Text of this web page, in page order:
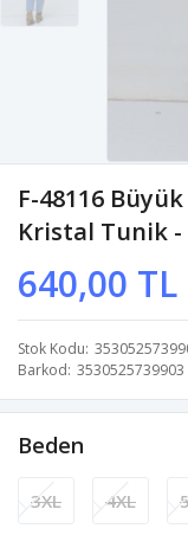
F-48116
Kristal Tunik -
640,00 TL
Stok Kodu
Barkod 3530525739903
Beden
3XL 4XL